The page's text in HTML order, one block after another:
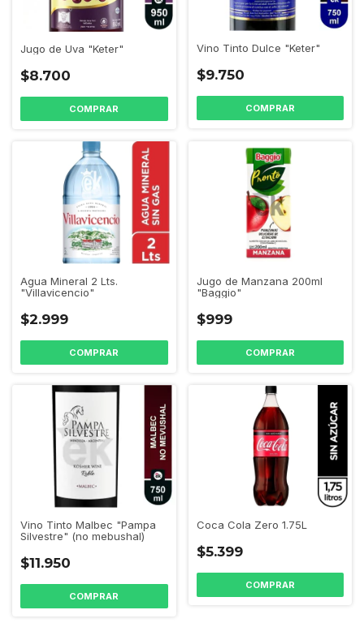
Jugo de Uva "Keter"
$8.700
Vino Tinto Dulce "Keter"
$9.750
Agua Mineral 2 Lts.
"Villavicencio"
$2.999
Jugo de Manzana 200ml
"Baggio"
$999
Vino Tinto Malbec "Pampa
Silvestre" (no mebushal)
$11.950
Coca Cola Zero 1.75L
$5.399